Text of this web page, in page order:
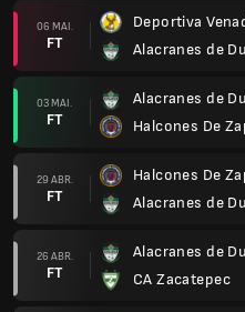
06 MAI.
FT
Deportiva
Alacranes de
03 MAI.
FT
Alacranes de
Halcones De
29 ABR.
FT
Halcones De
Alacranes de
26 ABR.
FT
Alacranes de
CA Zacatepec